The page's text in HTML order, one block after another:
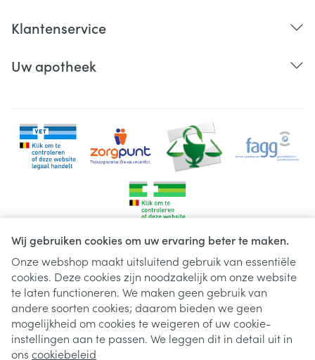
Wij gebruiken cookies om uw ervaring beter te maken.
Onze webshop maakt uitsluitend gebruik van essentiële
cookies. Deze cookies zijn noodzakelijk om onze website
te laten functioneren. We maken geen gebruik van
andere soorten cookies; daarom bieden we geen
mogelijkheid om cookies te weigeren of uw cookie-
instellingen aan te passen. We leggen dit in detail uit in
ons cookiebeleid
Klantenservice
Uw apotheek
Juridische links